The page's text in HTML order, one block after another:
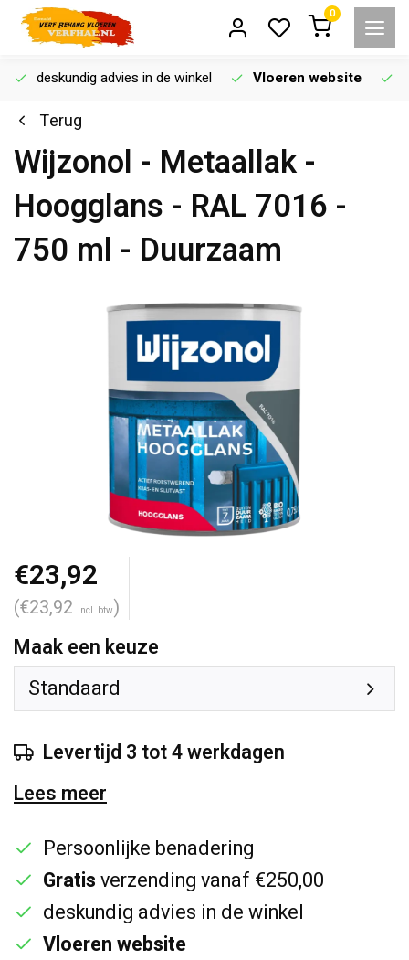
0
deskundig advies in de winkel Vloeren website
Terug
Wijzonol - Metaallak -
Hoogglans - RAL 7016 -
750 ml - Duurzaam
€23,92
(€23,92 Incl. btw)
Maak een keuze
Standaard
Levertijd 3 tot 4 werkdagen
Lees meer
Persoonlijke benadering
Gratisverzending vanaf €250,00
deskundig advies in de winkel
Vloeren website